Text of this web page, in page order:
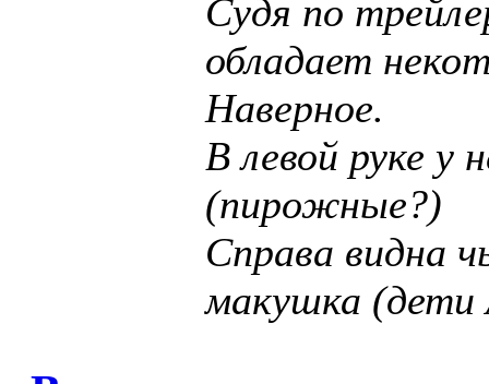
Судя по
обладает
Наверное.
В левой руке у
(пирожные?)
Справа видна
макушка (дети